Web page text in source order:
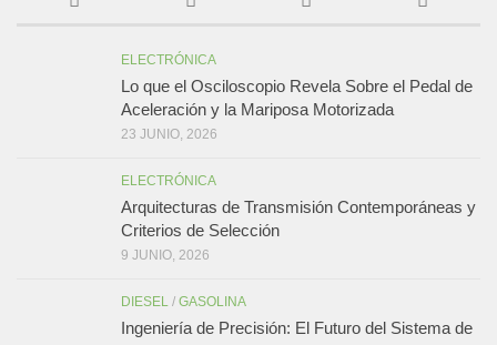
ELECTRÓNICA
Lo que el Osciloscopio Revela Sobre el Pedal de
Aceleración y la Mariposa Motorizada
23 JUNIO, 2026
ELECTRÓNICA
Arquitecturas de Transmisión Contemporáneas y
Criterios de Selección
9 JUNIO, 2026
DIESEL / GASOLINA
Ingeniería de Precisión: El Futuro del Sistema de